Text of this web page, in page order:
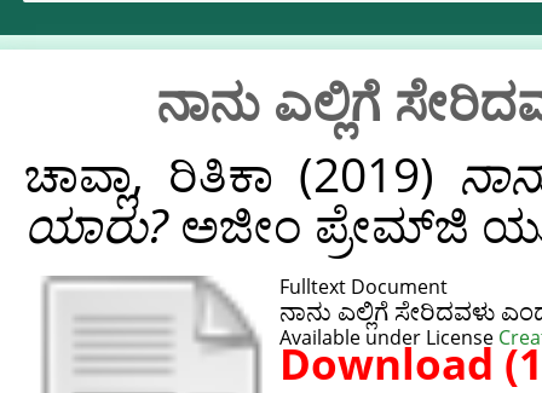
ನಾನು ಎಲ್ಲಿಗೆ
ಚಾವ್ಲಾ, ರಿತಿಕಾ (2019)
ಯಾರು?ಅಜೀಂ ಪ್ರೇಮ್‌ಜಿ
Fulltext Document
ನಾನು ಎಲ್ಲಿಗೆ ಸೇರಿದವಳು
Available under License
Download